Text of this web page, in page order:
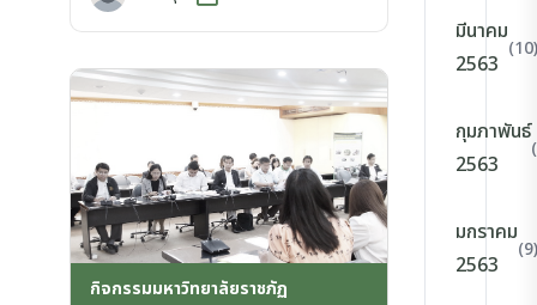
กิจกรรมมหาวิทยาลัยราชภัฏ
มีนาคม
2563
(10)
กุมภาพันธ์
2563
มกราคม
2563
(9)